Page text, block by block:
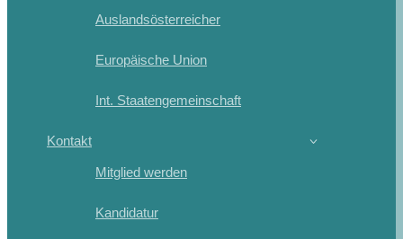
Auslandsösterreicher
Europäische Union
Int. Staatengemeinschaft
Kontakt
Mitglied werden
Kandidatur